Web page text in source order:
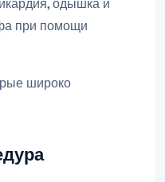
одышка и
при помощи
широко